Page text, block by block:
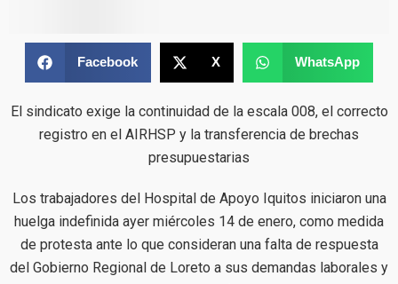
Facebook X WhatsApp
El sindicato exige la continuidad de la escala 008, el correcto
registro en el AIRHSP y la transferencia de brechas
presupuestarias
Los trabajadores del Hospital de Apoyo Iquitos iniciaron una
huelga indefinida ayer miércoles 14 de enero, como medida
de protesta ante lo que consideran una falta de respuesta
del Gobierno Regional de Loreto a sus demandas laborales y